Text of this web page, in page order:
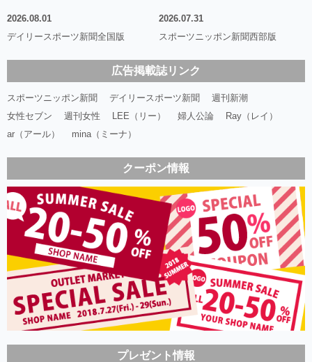
2026.08.01
デイリースポーツ新聞全国版
2026.07.31
スポーツニッポン新聞西部版
広告掲載誌リンク
スポーツニッポン新聞 デイリースポーツ新聞
週刊新潮
女性セブン
週刊女性 LEE（リー） 婦人公論
Ray（レイ）
ar（アール）
mina（ミーナ）
クーポン情報
プレゼント情報